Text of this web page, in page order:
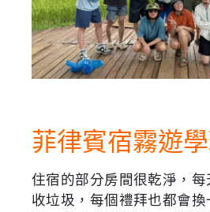
菲律賓宿霧遊
住宿的部分房間很乾淨，
收垃圾，每個禮拜也都會